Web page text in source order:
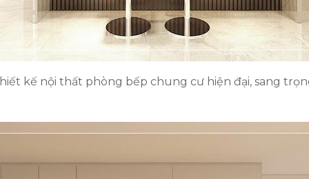
kế nội thất phòng bếp chung cư hiện đại, sang